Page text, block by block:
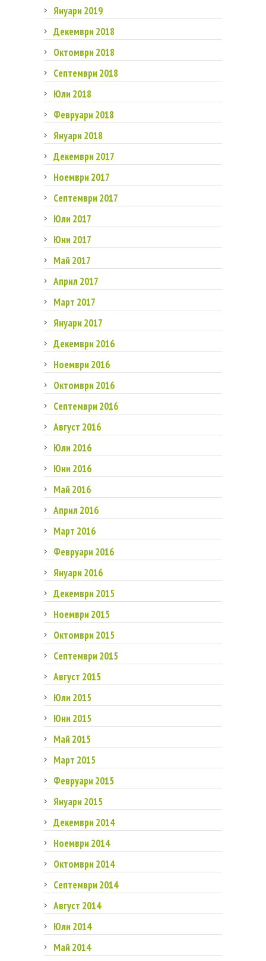
Януари 2019
Декември 2018
Октомври 2018
Септември 2018
Юли 2018
Февруари 2018
Януари 2018
Декември 2017
Ноември 2017
Септември 2017
Юли 2017
Юни 2017
Май 2017
Април 2017
Март 2017
Януари 2017
Декември 2016
Ноември 2016
Октомври 2016
Септември 2016
Август 2016
Юли 2016
Юни 2016
Май 2016
Април 2016
Март 2016
Февруари 2016
Януари 2016
Декември 2015
Ноември 2015
Октомври 2015
Септември 2015
Август 2015
Юли 2015
Юни 2015
Май 2015
Март 2015
Февруари 2015
Януари 2015
Декември 2014
Ноември 2014
Октомври 2014
Септември 2014
Август 2014
Юли 2014
Май 2014